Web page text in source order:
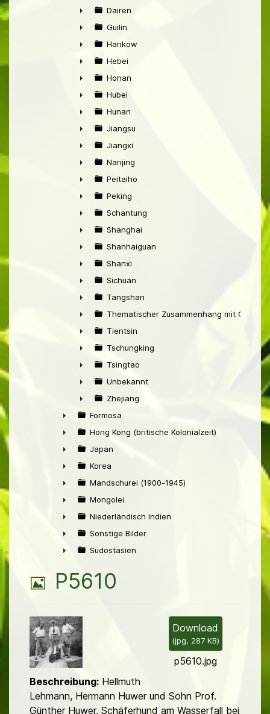
►
►
Dairen
►
Guilin
►
Hankow
►
Hebei
►
Honan
►
Hubei
►
Hunan
►
Jiangsu
►
Jiangxi
►
Nanjing
►
Peitaiho
►
Peking
►
Schantung
►
Shanghai
►
Shanhaiguan
►
Shanxi
►
Sichuan
►
Tangshan
►
Thematischer Zusammenhang mit China
►
Tientsin
►
Tschungking
►
Tsingtao
►
Unbekannt
►
Zhejiang
►
Formosa
►
Hong Kong (britische Kolonialzeit)
►
Japan
►
Korea
►
Mandschurei (1900-1945)
►
Mongolei
►
Niederländisch Indien
►
Sonstige Bilder
Südostasien
B
l
d
P5610
Download
(jpg, 287 KB)
p5610.jpg
Beschreibung: Hellmuth
Lehmann, Hermann Huwer und Sohn Prof.
Günther Huwer, Schäferhund am Wasserfall bei